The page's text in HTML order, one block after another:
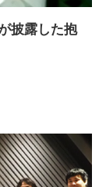
披露した抱